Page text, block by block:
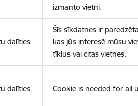
izmanto vietni.
dalīties
Šīs sīkdatnes ir
kas jūs interesē mūsu
tīklus vai citas vietnes.
dalīties
Cookie is needed for all